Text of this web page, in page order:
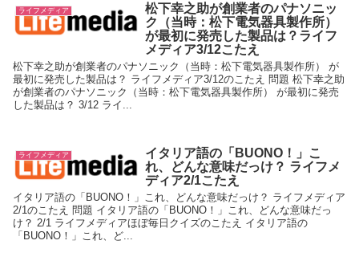
ライフメディア
松下幸之助が創業者のパナソニッ
ク（当時：松下電気器具製作所）
が最初に発売した製品は？ライフ
メディア3/12こたえ
松下幸之助が創業者のパナソニック（当時：松下電気器具製作所） が
最初に発売した製品は？ ライフメディア3/12のこたえ 問題 松下幸之助
が創業者のパナソニック（当時：松下電気器具製作所） が最初に発売
した製品は？ 3/12 ライ...
ライフメディア
イタリア語の「BUONO！」こ
れ、どんな意味だっけ？ ライフメ
ディア2/1こたえ
イタリア語の「BUONO！」これ、どんな意味だっけ？ ライフメディア
2/1のこたえ 問題 イタリア語の「BUONO！」これ、どんな意味だっ
け？ 2/1 ライフメディアほぼ毎日クイズのこたえ イタリア語の
「BUONO！」これ、ど...